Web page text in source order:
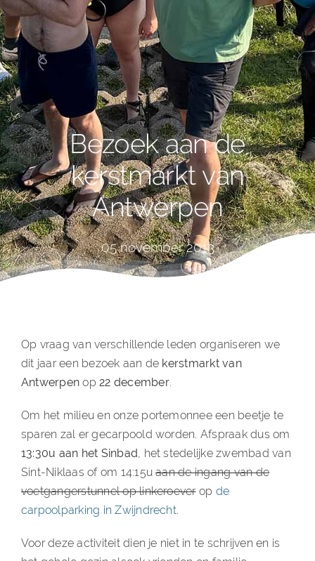
Bezoek aan de
kerstmarkt van
Antwerpen
05 november 2013
Op vraag van verschillende leden organiseren we
dit jaar een bezoek aan de kerstmarkt van
Antwerpen op22 december.
Om het milieu en onze portemonnee een beetje te
sparen zal er gecarpoold worden. Afspraak dus om
13:30u aan het Sinbad, het stedelijke zwembad van
Sint-Niklaas of om 14:15uaan de ingang van de
voetgangerstunnel op linkeroeverop de
carpoolparking in Zwijndrecht.
Voor deze activiteit dien je niet in te schrijven en is